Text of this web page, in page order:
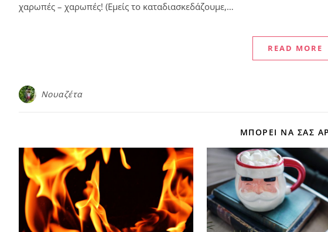
χαρωπές – χαρωπές! (Εμείς το καταδιασκεδάζουμε,…
READ MORE
Νουαζέτα
ΜΠΟΡΕΊ ΝΑ ΣΑΣ